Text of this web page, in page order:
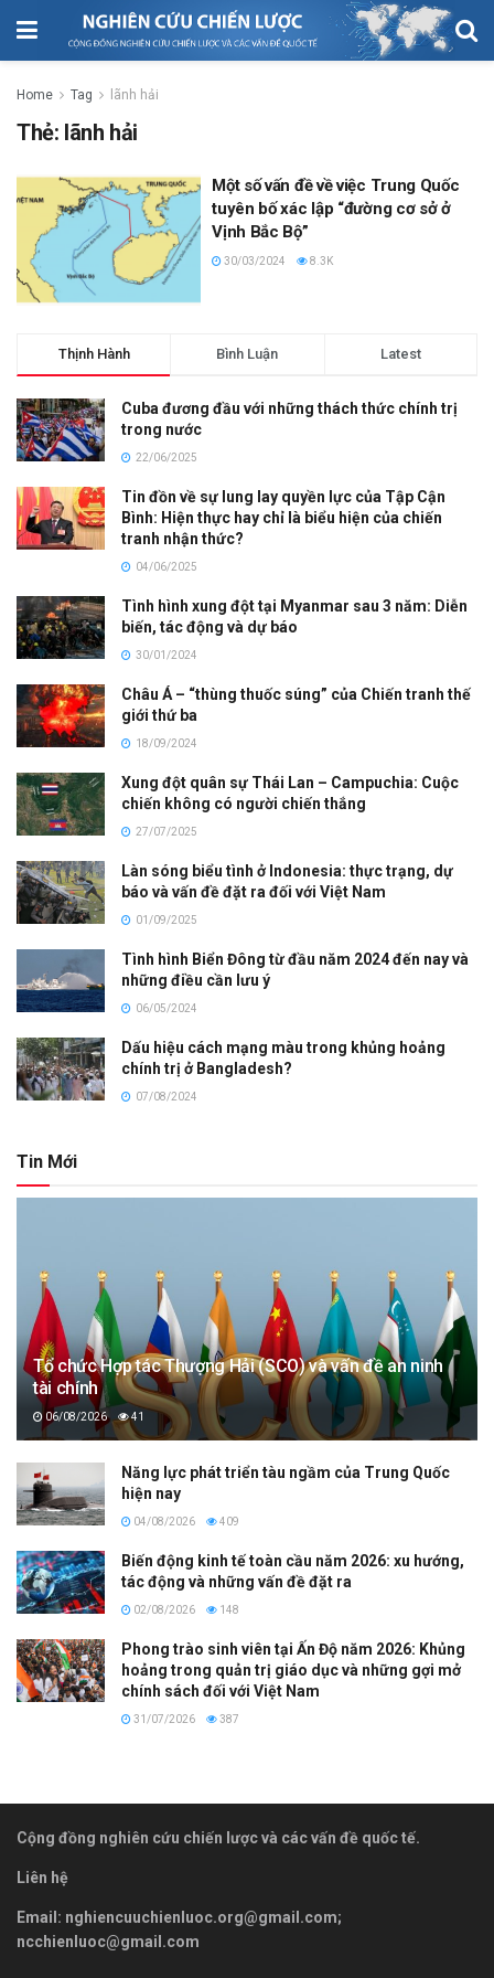
Home Tag lãnh hải
Thẻ: lãnh hải
Một số vấn đề về việc Trung Quốc
tuyên bố xác lập “đường cơ sở ở
Vịnh Bắc Bộ”
30/03/2024 8.3K
Thịnh Hành Bình Luận Latest
Cuba đương đầu với những thách thức chính trị
trong nước
22/06/2025
Tin đồn về sự lung lay quyền lực của Tập Cận
Bình: Hiện thực hay chỉ là biểu hiện của chiến
tranh nhận thức?
04/06/2025
Tình hình xung đột tại Myanmar sau 3 năm: Diễn
biến, tác động và dự báo
30/01/2024
Châu Á – “thùng thuốc súng” của Chiến tranh thế
giới thứ ba
18/09/2024
Xung đột quân sự Thái Lan – Campuchia: Cuộc
chiến không có người chiến thắng
27/07/2025
Làn sóng biểu tình ở Indonesia: thực trạng, dự
báo và vấn đề đặt ra đối với Việt Nam
01/09/2025
Tình hình Biển Đông từ đầu năm 2024 đến nay và
những điều cần lưu ý
06/05/2024
Dấu hiệu cách mạng màu trong khủng hoảng
chính trị ở Bangladesh?
07/08/2024
Tin Mới
Tổ chức Hợp tác Thượng Hải (SCO) và vấn đề an ninh
tài chính
06/08/2026 41
Năng lực phát triển tàu ngầm của Trung Quốc
hiện nay
04/08/2026 409
Biến động kinh tế toàn cầu năm 2026: xu hướng,
tác động và những vấn đề đặt ra
02/08/2026 148
Phong trào sinh viên tại Ấn Độ năm 2026: Khủng
hoảng trong quản trị giáo dục và những gợi mở
chính sách đối với Việt Nam
31/07/2026 387
Cộng đồng nghiên cứu chiến lược và các vấn đề quốc tế.
Liên hệ
Email: nghiencuuchienluoc.org@gmail.com;
ncchienluoc@gmail.com